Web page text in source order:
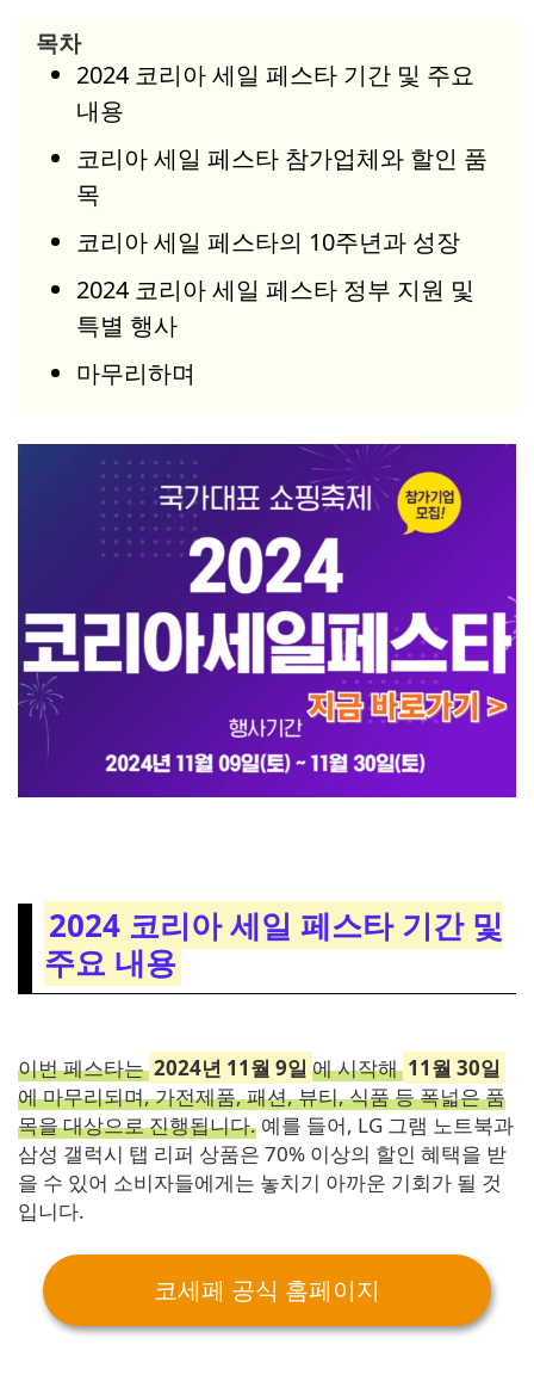
목차
2024 코리아 세일 페스타 기간 및 주요
내용
코리아 세일 페스타 참가업체와 할인 품
목
코리아 세일 페스타의 10주년과 성장
2024 코리아 세일 페스타 정부 지원 및
특별 행사
마무리하며
2024 코리아 세일 페스타 기간 및
주요 내용
이번 페스타는2024년 11월 9일 에 시작해 11월 30일
에 마무리되며, 가전제품, 패션, 뷰티, 식품 등 폭넓은 품
목을 대상으로 진행됩니다. 예를 들어, LG 그램 노트북과
삼성 갤럭시 탭 리퍼 상품은 70% 이상의 할인 혜택을 받
을 수 있어 소비자들에게는 놓치기 아까운 기회가 될 것
입니다.
코세페 공식 홈페이지